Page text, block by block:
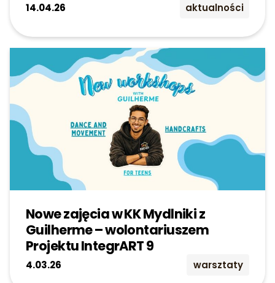
14.04.26 aktualności
Nowe zajęcia w KK Mydlniki z
Guilherme – wolontariuszem
Projektu IntegrART 9
4.03.26 warsztaty